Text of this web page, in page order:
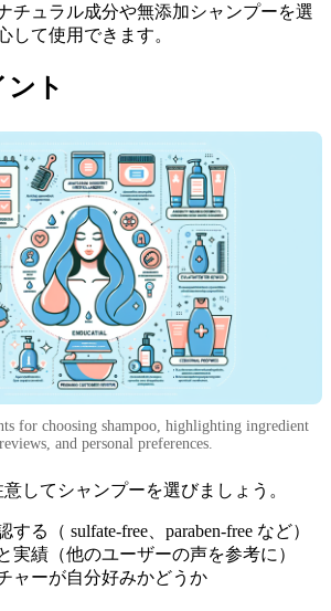
チュラル成分や無添加シャンプーを選
して使用できます。
ト
for choosing shampoo, highlighting ingredient
and personal preferences.
してシャンプーを選びましょう。
る（ sulfate-free、paraben-free など）
実績（他のユーザーの声を参考に）
ャーが自分好みかどうか